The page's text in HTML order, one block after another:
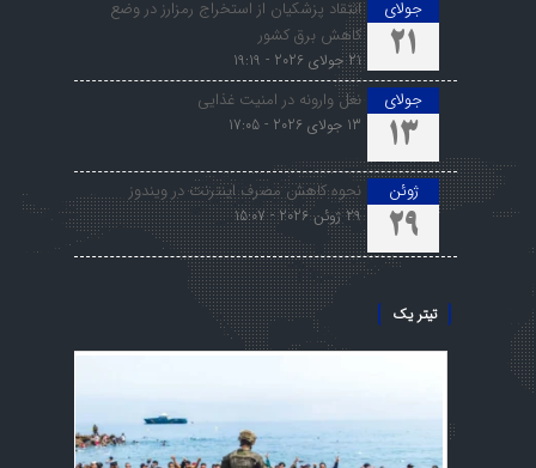
جولای
21
انتقاد پزشکیان از استخراج رمزارز در وضع
کاهش برق کشور
21 جولای 2026 - 19:19
جولای
13
نعل وارونه در امنیت غذایی
13 جولای 2026 - 17:05
ژوئن
29
نحوه کاهش مصرف اینترنت در ویندوز
29 ژوئن 2026 - 15:07
تیتر یک